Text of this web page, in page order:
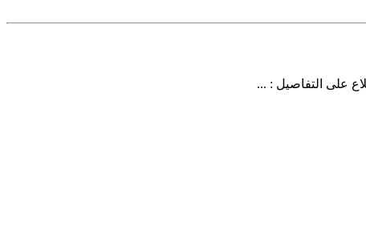
على التفاصيل : ...